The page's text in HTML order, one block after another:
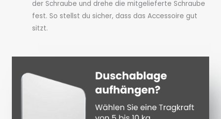
der Schraube und drehe die mitgelieferte Schraube
fest. So stellst du sicher, dass das Accessoire gut
sitzt.